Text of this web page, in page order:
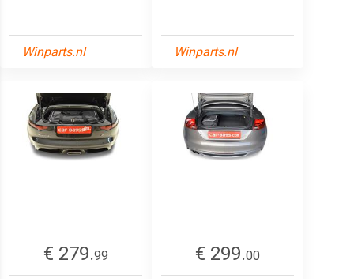
Winparts.nl Winparts.nl
€ 279.99
€ 299.00